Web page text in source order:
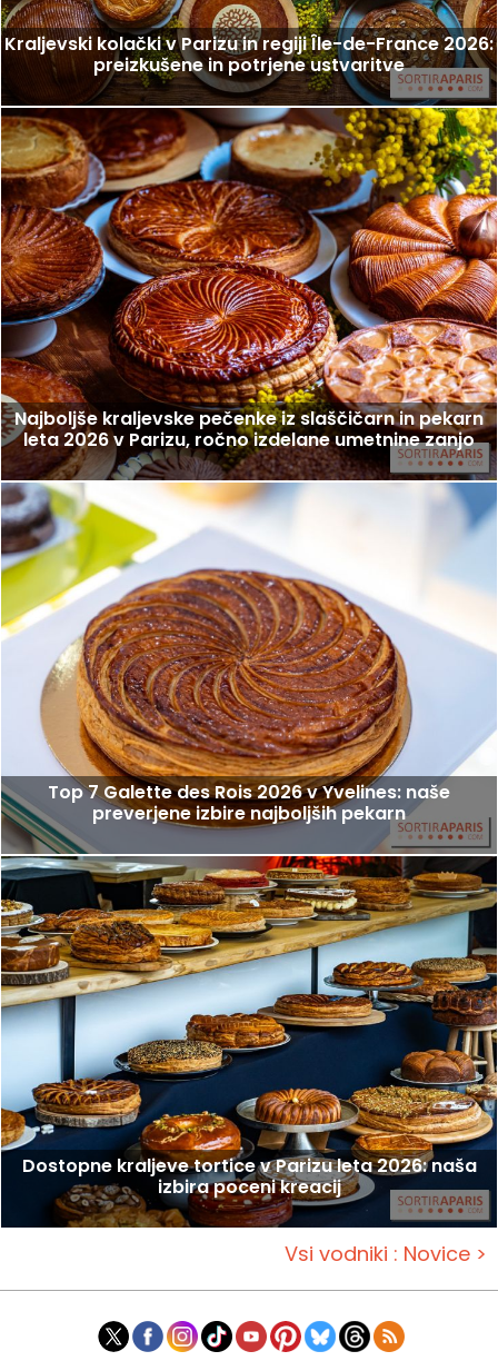
Kraljevski kolački v Parizu in regiji Île-de-France 2026:
preizkušene in potrjene ustvaritve
Najboljše kraljevske pečenke iz slaščičarn in pekarn
leta 2026 v Parizu, ročno izdelane umetnine zanjo
Top 7 Galette des Rois 2026 v Yvelines: naše
preverjene izbire najboljših pekarn
Dostopne kraljeve tortice v Parizu leta 2026: naša
izbira poceni kreacij
Vsi vodniki : Novice >